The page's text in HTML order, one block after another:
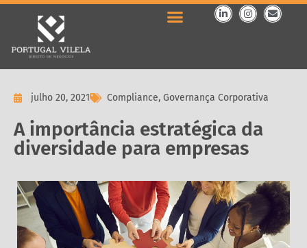
julho 20, 2021 Compliance, Governança Corporativa
A importância estratégica da
diversidade para empresas